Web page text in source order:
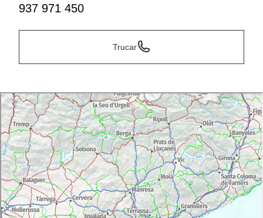
937 971 450
Trucar